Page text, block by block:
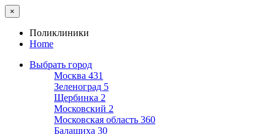
×
Поликлиники
Home
Выбрать город
Москва 431
Зеленоград 5
Щербинка 2
Московский 2
Московская область 360
Балашиха 30